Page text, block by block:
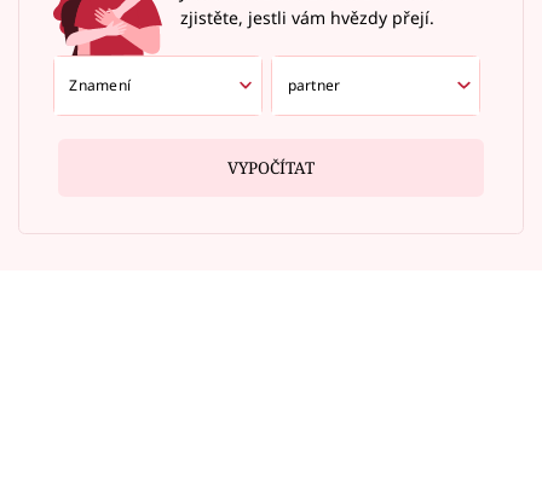
zjistěte, jestli vám hvězdy přejí.
VYPOČÍTAT